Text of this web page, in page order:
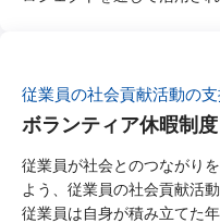
従業員の社会貢献活動の支
ボランティア休暇制度
従業員が社会とのつながり
よう、従業員の社会貢献活
従業員は自身が積み立てた